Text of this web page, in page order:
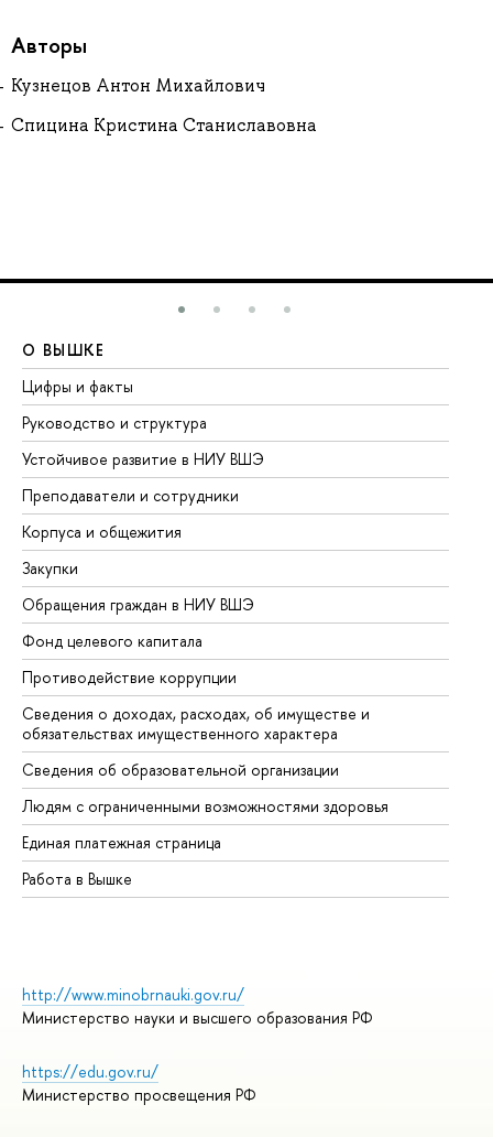
Авторы
Кузнецов Антон Михайлович
Спицина Кристина Станиславовна
О ВЫШКЕ
Цифры и факты
Руководство и структура
Устойчивое развитие в НИУ ВШЭ
Преподаватели и сотрудники
Корпуса и общежития
Закупки
Обращения граждан в НИУ ВШЭ
Фонд целевого капитала
Противодействие коррупции
Сведения о доходах, расходах, об имуществе и
обязательствах имущественного характера
Сведения об образовательной организации
Людям с ограниченными возможностями здоровья
Единая платежная страница
Работа в Вышке
http://www.minobrnauki.gov.ru/
Министерство науки и высшего образования РФ
https://edu.gov.ru/
Министерство просвещения РФ